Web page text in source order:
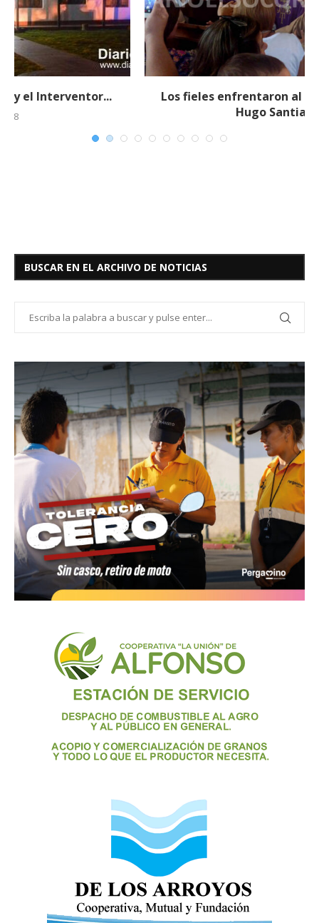
Los fieles enfrentaron al Obispo Monseñor
19 febrero, 2018
BUSCAR EN EL ARCHIVO DE NOTICIAS